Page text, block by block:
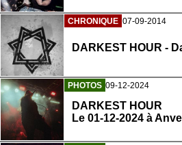
CHRONIQUE 07-09-2014
DARKEST HOUR -
PHOTOS 09-12-2024
DARKEST HOUR
Le 01-12-2024 à